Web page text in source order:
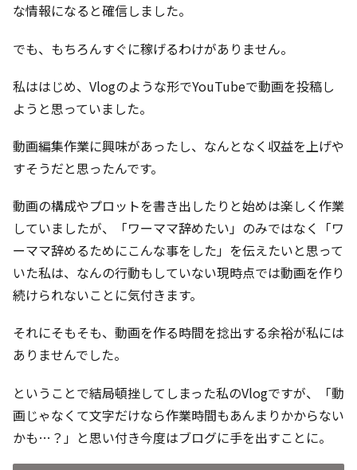
な情報になると確信しました。
でも、もちろんすぐに稼げるわけがありません。
私ははじめ、Vlogのような形でYouTubeで動画を投稿し
ようと思っていました。
動画編集作業に興味があったし、なんとなく収益を上げや
すそうだと思ったんです。
動画の構成やプロットを書き出したりと始めは楽しく作業
していましたが、「ワーママ辞めたい」のみではなく「ワ
ーママ辞めるためにこんな事をした」を伝えたいと思って
いた私は、なんの行動もしていない現時点では動画を作り
続けられないことに気付きます。
それにそもそも、動画を作る時間を捻出する余裕が私には
ありませんでした。
ということで結局頓挫してしまった私のVlogですが、「動
画じゃなくて文字だけなら作業時間もあんまりかからない
かも…？」と思い付き今度はブログに手を出すことに。